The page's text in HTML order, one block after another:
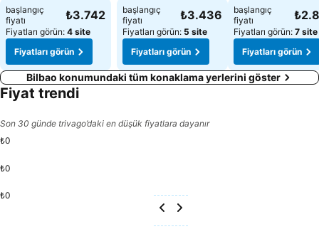
Fiyatları görün
başlangıç
fiyatı
₺3.742
Fiyatları görün: 4 site
Fiyatları görün
Fiyatları görün
başlangıç
fiyatı
₺3.436
Fiyatları görün: 5 site
Fiyatları görün
Fiyatları görün
başlangıç
fiyatı
Fiyatları görün: 7 site
Fiyatları görün
Bilbao konumundaki tüm konaklama yerlerini göster
Fiyat trendi
Son 30 günde trivago’daki en düşük fiyatlara dayanır
₺0
₺0
₺0